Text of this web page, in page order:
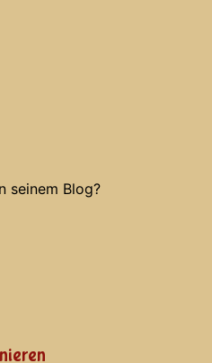
seinem Blog?